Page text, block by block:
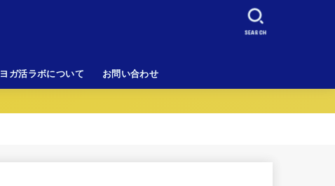
ヨガ活ラボについて お問い合わせ
SEARCH